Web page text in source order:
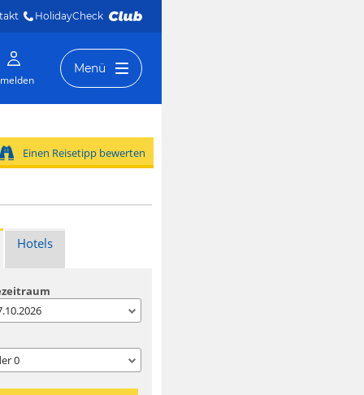
HolidayCheck
Menü
Einen Reisetipp bewerten
Hotels
0